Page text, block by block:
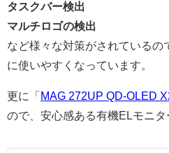
タスクバー検出
マルチロゴの検出
など様々な対策がされているの
に使いやすくなっています。
更に「 MAG 272UP QD-OLED
ので、安心感ある有機ELモニタ